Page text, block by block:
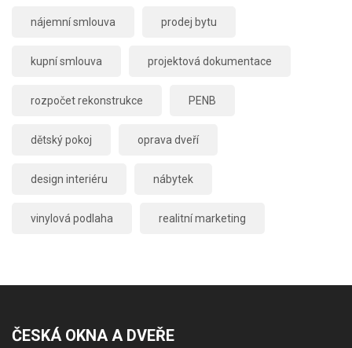
nájemní smlouva prodej bytu
kupní smlouva projektová dokumentace
rozpočet rekonstrukce PENB
dětský pokoj oprava dveří
design interiéru nábytek
vinylová podlaha realitní marketing
ČESKÁ OKNA A DVEŘE